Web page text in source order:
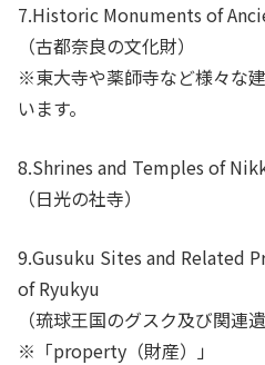
7.Historic Monuments of
（古都奈良の文化財）
※東大寺や薬師寺など様々な
います。
8.Shrines and Temples of
（日光の社寺）
9.Gusuku Sites and Related
of Ryukyu
（琉球王国のグスク及び関連遺
※「property（財産）」